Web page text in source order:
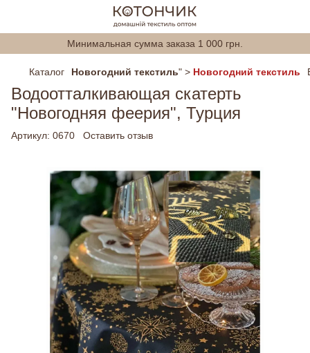
Минимальная сумма заказа 1 000 грн.
Каталог Новогодний текстиль" > Новогодний текстиль
Водоотталкивающая скатерть
"Новогодняя феерия", Турция
Артикул: 0670 Оставить отзыв